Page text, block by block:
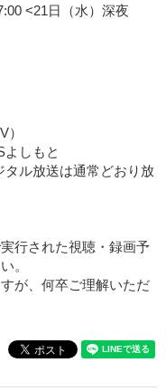
<21日（水）深夜
よしもと
ル放送は通常どおり放
行された視聴・録画予
。
が、何卒ご理解いただ